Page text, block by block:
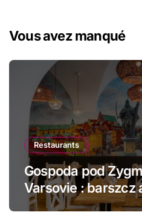
Vous avez manqué
Restaurants
Gospoda pod
Varsovie : barszcz
pierogi face au